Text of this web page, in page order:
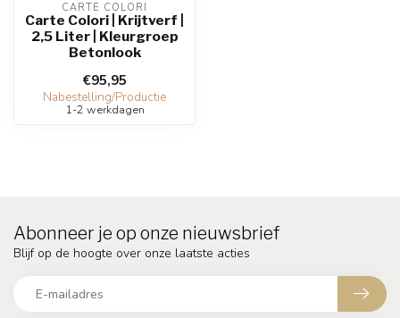
CARTE COLORI
Carte Colori | Krijtverf |
2,5 Liter | Kleurgroep
Betonlook
€95,95
Nabestelling/Productie
1-2 werkdagen
Abonneer je op onze nieuwsbrief
Blijf op de hoogte over onze laatste acties